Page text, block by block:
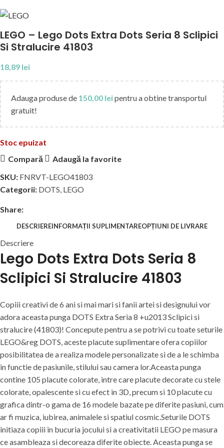
LEGO – Lego Dots Extra Dots Seria 8 Sclipici
Si Stralucire 41803
18,89 lei
Adauga produse de 150,00 leipentru a obtine transportul
gratuit!
Stoc epuizat
Compară
Adaugă la favorite
SKU: FNRVT-LEGO41803
Categorii: DOTS, LEGO
Share:
DESCRIEREINFORMAȚII SUPLIMENTAREOPȚIUNI DE LIVRARE
Descriere
Lego Dots Extra Dots Seria 8
Sclipici Si Stralucire 41803
Copiii creativi de 6 ani si mai mari si fanii artei si designului vor
adora aceasta punga DOTS Extra Seria 8 +u2013 Sclipici si
stralucire (41803)! Concepute pentru a se potrivi cu toate seturile
LEGO&reg DOTS, aceste placute suplimentare ofera copiilor
posibilitatea de a realiza modele personalizate si de a le schimba
in functie de pasiunile, stilului sau camera lor.Aceasta punga
contine 105 placute colorate, intre care placute decorate cu stele
colorate, opalescente si cu efect in 3D, precum si 10 placute cu
grafica dintr-o gama de 16 modele bazate pe diferite pasiuni, cum
ar fi muzica, iubirea, animalele si spatiul cosmic.Seturile DOTS
initiaza copiii in bucuria jocului si a creativitatii LEGO pe masura
ce asambleaza si decoreaza diferite obiecte. Aceasta punga se